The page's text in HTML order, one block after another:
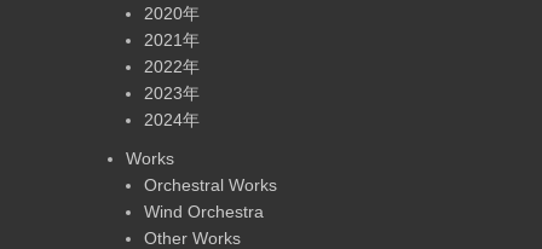
2020年
2021年
2022年
2023年
2024年
Works
Orchestral Works
Wind Orchestra
Other Works